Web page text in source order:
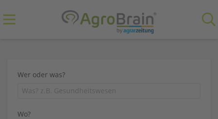
Wer oder was?
Wo?